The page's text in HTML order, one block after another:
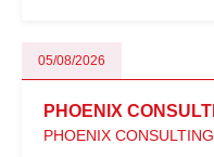
05/08/2026
PHOENIX
PHOENIX